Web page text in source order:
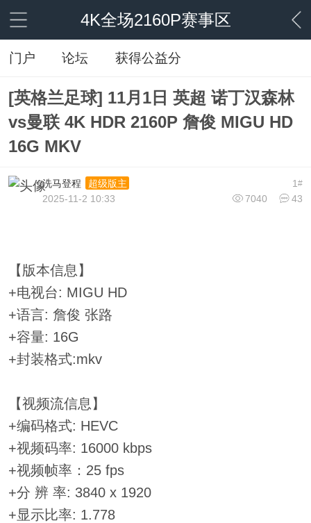
4K全场2160P赛事区
门户 论坛 获得公益分
[英格兰足球] 11月1日 英超 诺丁汉森林
vs曼联 4K HDR 2160P 詹俊 MIGU HD
16G MKV
1#
洗马登程
超级版主
7040
43
2025-11-2 10:33
【版本信息】
+电视台: MIGU HD
+语言: 詹俊 张路
+容量: 16G
+封装格式:mkv
【视频流信息】
+编码格式: HEVC
+视频码率: 16000 kbps
+视频帧率：25 fps
+分 辨 率: 3840 x 1920
+显示比率: 1.778